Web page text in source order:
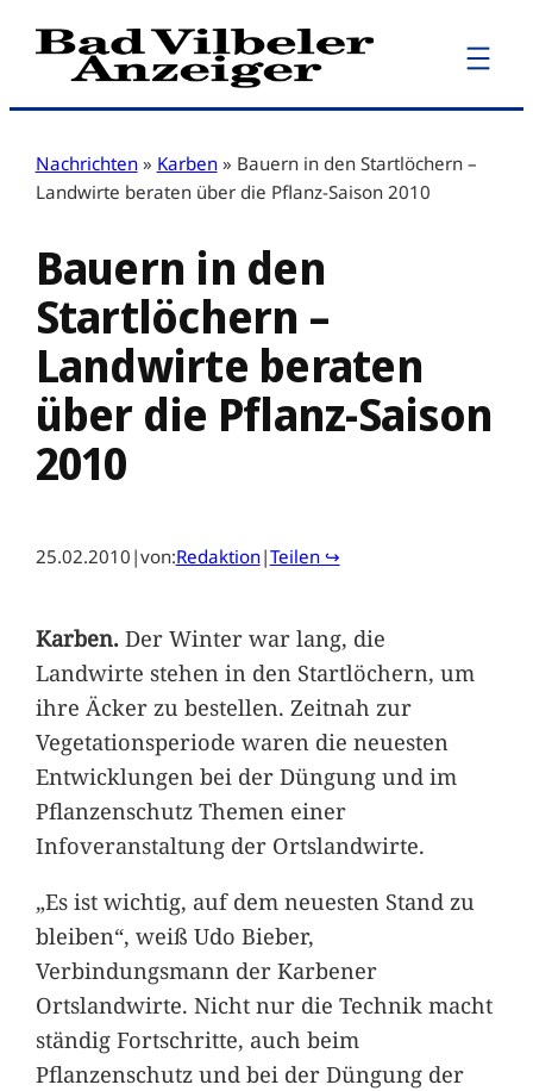
Zum
Inhalt
Nachrichten » Karben » Bauern in den Startlöchern –
Landwirte beraten über die Pflanz-Saison 2010
Bauern in den
Startlöchern –
Landwirte beraten
über die Pflanz-Saison
2010
25.02.2010 |von:Redaktion|Teilen ↪
Karben.Der Winter war lang, die
Landwirte stehen in den Startlöchern, um
ihre Äcker zu bestellen. Zeitnah zur
Vegetationsperiode waren die neuesten
Entwicklungen bei der Düngung und im
Pflanzenschutz Themen einer
Infoveranstaltung der Ortslandwirte.
„Es ist wichtig, auf dem neuesten Stand zu
bleiben“, weiß Udo Bieber,
Verbindungsmann der Karbener
Ortslandwirte. Nicht nur die Technik macht
ständig Fortschritte, auch beim
Pflanzenschutz und bei der Düngung der